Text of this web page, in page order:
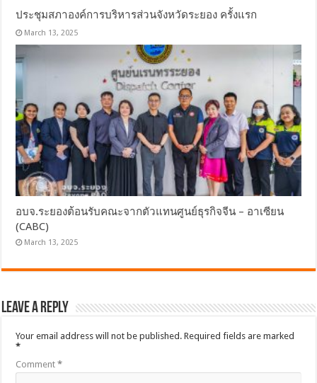
ประชุมสภาองค์การบริหารส่วนจังหวัดระยอง ครั้งแรก
March 13, 2025
อบจ.ระยองต้อนรับคณะจากตัวแทนศูนย์ธุรกิจจีน – อาเซียน
(CABC)
March 13, 2025
Leave a Reply
Your email address will not be published. Required fields are marked
*
Comment*